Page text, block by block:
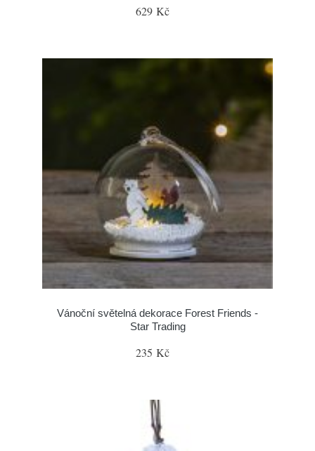
629 Kč
Vánoční světelná dekorace Forest Friends -
Star Trading
235 Kč